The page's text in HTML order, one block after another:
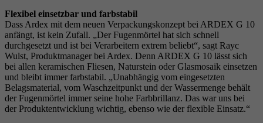
Flexibel einsetzbar und farbstabil
Dass Ardex mit dem neuen Verpackungskonzept bei ARDEX G 10
anfängt, ist kein Zufall. „Der Fugenmörtel hat sich schnell
durchgesetzt und ist bei Verarbeitern extrem beliebt“, sagt Rayc
Wulst, Produktmanager bei Ardex. Denn ARDEX G 10 lässt sich
bei allen keramischen Fliesen, Naturstein oder Glasmosaik einsetzen
und bleibt immer farbstabil. „Unabhängig vom eingesetzten
Belagsmaterial, vom Waschzeitpunkt und der Wassermenge behält
der Fugenmörtel immer seine hohe Farbbrillanz. Das war uns bei
der Produktentwicklung wichtig, ebenso wie der flexible Einsatz.“